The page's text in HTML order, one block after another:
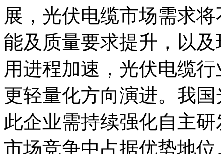
展，光伏电缆市场需求
能及质量要求提升，以
用进程加速，光伏电缆
更轻量化方向演进。我
此企业需持续强化自主
市场竞争中占据优势地位